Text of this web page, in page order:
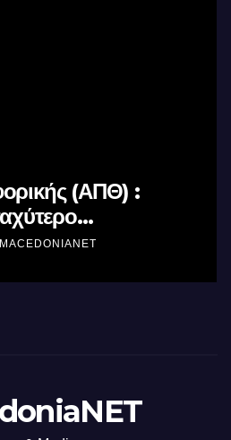
(ΑΠΘ) :
στον κόσμο με τη
MACEDONIANET